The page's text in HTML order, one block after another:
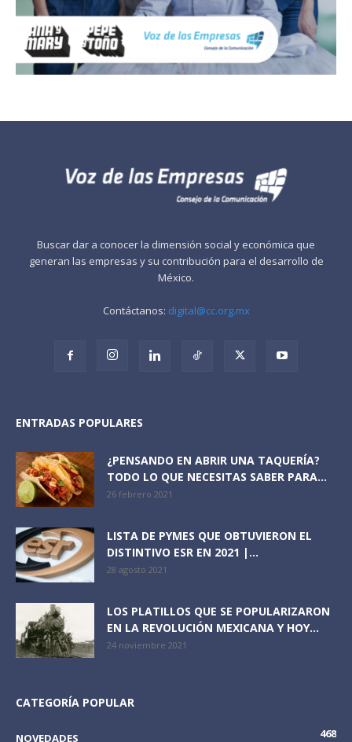
Buscar dar a conocer la dimensión social y económica que
generan las empresas y su contribución para el desarrollo de
México.
Contáctanos: digital@cc.org.mx
ENTRADAS POPULARES
¿PENSANDO EN ABRIR UNA TAQUERÍA?
TODO LO QUE NECESITAS SABER PARA...
26 febrero 2021
LISTA DE PYMES QUE OBTUVIERON EL
DISTINTIVO ESR EN 2021 |...
28 agosto 2021
LOS PLATILLOS QUE SE POPULARIZARON
EN LA REVOLUCIÓN MEXICANA Y HOY...
24 noviembre 2021
CATEGORÍA POPULAR
NOVEDADES 468